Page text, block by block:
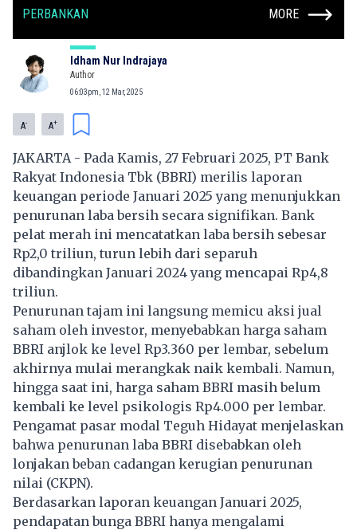
PERBANKAN MORE
Idham Nur Indrajaya
Author
06:03pm, 12 Mar, 2025
A- A+
JAKARTA - Pada Kamis, 27 Februari 2025, PT Bank
Rakyat Indonesia Tbk (BBRI) merilis laporan
keuangan periode Januari 2025 yang menunjukkan
penurunan laba bersih secara signifikan. Bank
pelat merah ini mencatatkan laba bersih sebesar
Rp2,0 triliun, turun lebih dari separuh
dibandingkan Januari 2024 yang mencapai Rp4,8
triliun.
Penurunan tajam ini langsung memicu aksi jual
saham oleh investor, menyebabkan harga saham
BBRI anjlok ke level Rp3.360 per lembar, sebelum
akhirnya mulai merangkak naik kembali. Namun,
hingga saat ini, harga saham BBRI masih belum
kembali ke level psikologis Rp4.000 per lembar.
Pengamat pasar modal Teguh Hidayat menjelaskan
bahwa penurunan laba BBRI disebabkan oleh
lonjakan beban cadangan kerugian penurunan
nilai (CKPN).
Berdasarkan laporan keuangan Januari 2025,
pendapatan bunga BBRI hanya mengalami